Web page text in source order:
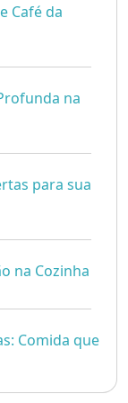
Café da
na
para sua
na Cozinha
Comida que